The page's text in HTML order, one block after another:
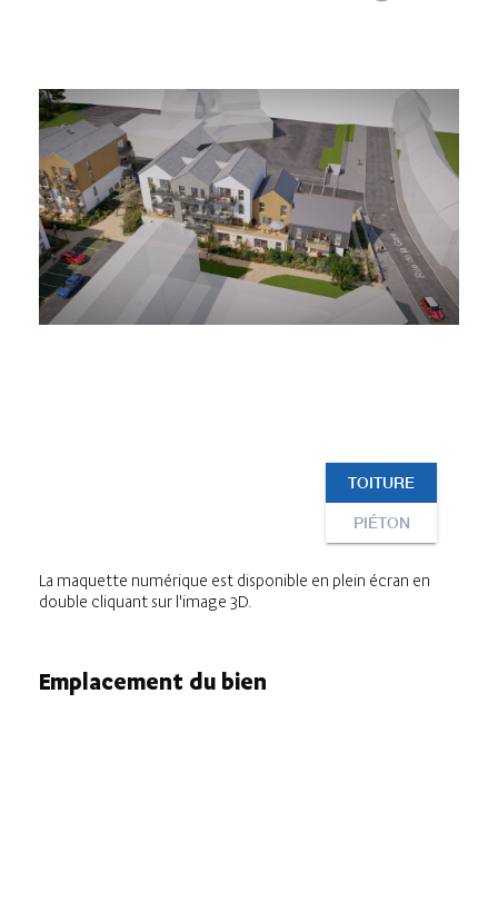
La maquette numérique est disponible en plein écran en
double cliquant sur l'image 3D.
Emplacement du bien